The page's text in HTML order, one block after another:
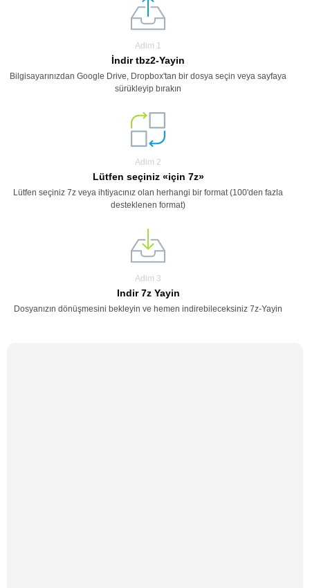
Adim 1
İndir tbz2-Yayin
Bilgisayarınızdan Google Drive, Dropbox'tan bir dosya seçin veya sayfaya
sürükleyip bırakın
Adim 2
Lütfen seçiniz «için 7z»
Lütfen seçiniz 7z veya ihtiyacınız olan herhangi bir format (100'den fazla
desteklenen format)
Adim 3
Indir 7z Yayin
Dosyanızın dönüşmesini bekleyin ve hemen indirebileceksiniz 7z-Yayin